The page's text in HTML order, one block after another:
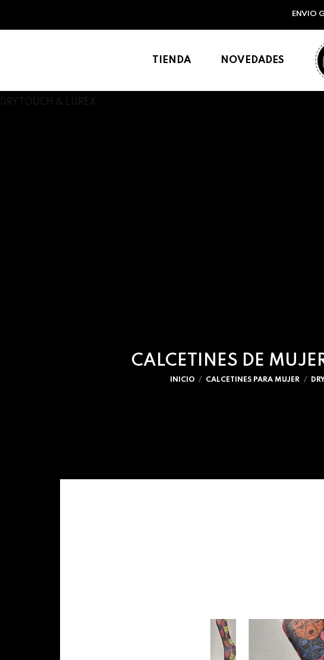
ENVIO
TIENDA NOVEDADES
DRYTOUCH & LUREX
CALCETINES DE
INICIO CALCETINES PARA MUJER